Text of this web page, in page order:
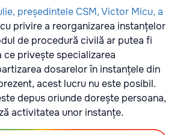
președintele CSM, Victor Micu, a
privire a reorganizarea instanțelor
de procedură civilă ar putea fi
ce privește specializarea
dosarelor în instanțele din
acest lucru nu este posibil.
depus oriunde dorește persoana,
activitatea unor instanțe.